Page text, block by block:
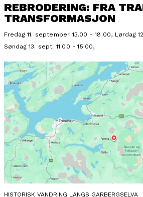
REBRODERING: FRA
TRANSFORMASJON
Fredag 11. september 13.00 - 18.00, Lørdag
Søndag 13. sept. 11.00 - 15.00,
HISTORISK VANDRING LANGS GARBERGSELVA